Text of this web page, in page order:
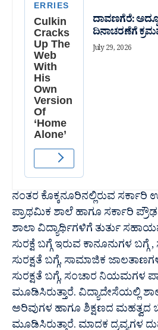
ದಾವಣಗೆರೆ:
ದಿನಾಚರಣೆಗೆ
July 29, 2026
ನಂತರ ಕೊಕ್ಕನೂರಿನಲ್ಲಿರುವ
ಪ್ರಾಥಮಿಕ ಶಾಲೆ ಹಾಗೂ ಸರ್ಕಾರಿ
ಶಾಲಾ ವಿದ್ಯಾರ್ಥಿಗಳಿಗೆ ತುರ್ತು
ಸುರಕ್ಷೆ ಬಗ್ಗೆ ಇರುವ ಕಾನೂನುಗಳ
ಸುರಕ್ಷತೆ ಬಗ್ಗೆ, ಸಾಮಾಜಿಕ
ಸುರಕ್ಷತೆ ಬಗ್ಗೆ, ಸಂಚಾರ ನಿಯಮಗಳ
ಮೂಡಿಸಿರುತ್ತಾರೆ. ವಿದ್ಯಾದೇಸೆಯಲ್ಲಿ
ಅರಿವುಗಳ ಹಾಗೂ ಶಿಕ್ಷಣದ ಮಹತ್ವದ
ಮೂಡಿಸಿರುತ್ತಾರೆ. ಮಾದಕ ದ್ರವ್ಯಗಳ